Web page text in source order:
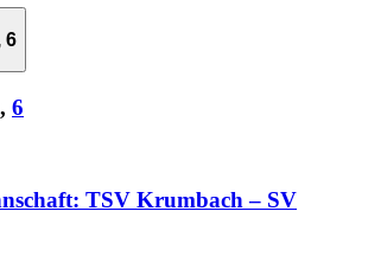
6
6
TSV Krumbach – SV